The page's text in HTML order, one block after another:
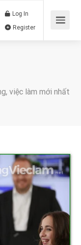
Log In
việc làm mới nhất